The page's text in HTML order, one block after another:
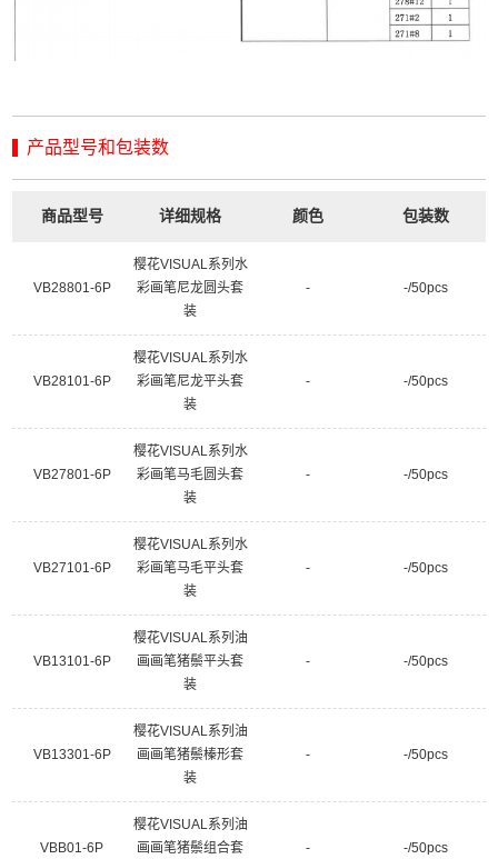
产品型号和包装数
商品型号 详细规格 颜色 包装数
VB28801-6P
樱花VISUAL系列水
彩画笔尼龙圆头套
装
- -/50pcs
VB28101-6P
樱花VISUAL系列水
彩画笔尼龙平头套
装
- -/50pcs
VB27801-6P
樱花VISUAL系列水
彩画笔马毛圆头套
装
- -/50pcs
VB27101-6P
樱花VISUAL系列水
彩画笔马毛平头套
装
- -/50pcs
VB13101-6P
樱花VISUAL系列油
画画笔猪鬃平头套
装
- -/50pcs
VB13301-6P
樱花VISUAL系列油
画画笔猪鬃榛形套
装
- -/50pcs
VBB01-6P
樱花VISUAL系列油
画画笔猪鬃组合套
- -/50pcs